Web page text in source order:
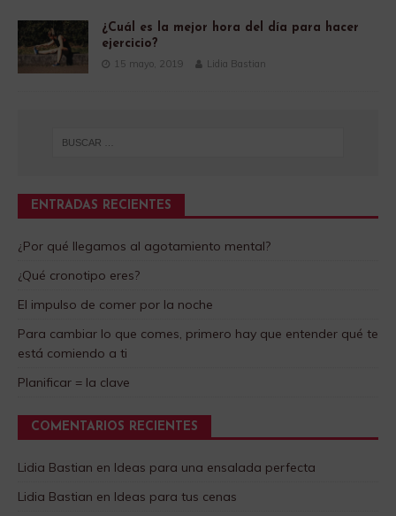
¿Cuál es la mejor hora del día para hacer
ejercicio?
15 mayo, 2019 Lidia Bastian
ENTRADAS RECIENTES
¿Por qué llegamos al agotamiento mental?
¿Qué cronotipo eres?
El impulso de comer por la noche
Para cambiar lo que comes, primero hay que entender qué te
está comiendo a ti
Planificar = la clave
COMENTARIOS RECIENTES
Lidia Bastian en Ideas para una ensalada perfecta
Lidia Bastian en Ideas para tus cenas